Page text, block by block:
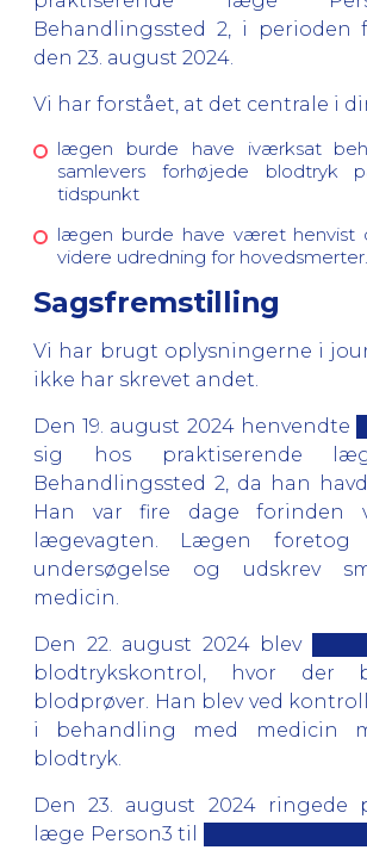
Behandlingssted 2, i perioden
den 23. august 2024.
Vi har forstået, at det centrale i
lægen burde have iværksat
samlevers forhøjede blodtryk
tidspunkt
lægen burde have været henvist
videre udredning for hovedsmerter.
Sagsfremstilling
Vi har brugt oplysningerne i
ikke har skrevet andet.
Den 19. august 2024 henvendte
sig hos praktiserende
Behandlingssted 2, da han
Han var fire dage forinden
lægevagten. Lægen
undersøgelse og udskrev
medicin.
Den 22. august 2024 blev
blodtrykskontrol, hvor der
blodprøver. Han blev ved
i behandling med medicin
blodtryk.
Den 23. august 2024 ringede
læge Person3 til